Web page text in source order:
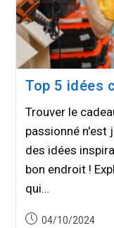
Top 5 idées
Trouver le
passionné n'est
des idées
bon endroit !
qui…
Publication
04/10/2024